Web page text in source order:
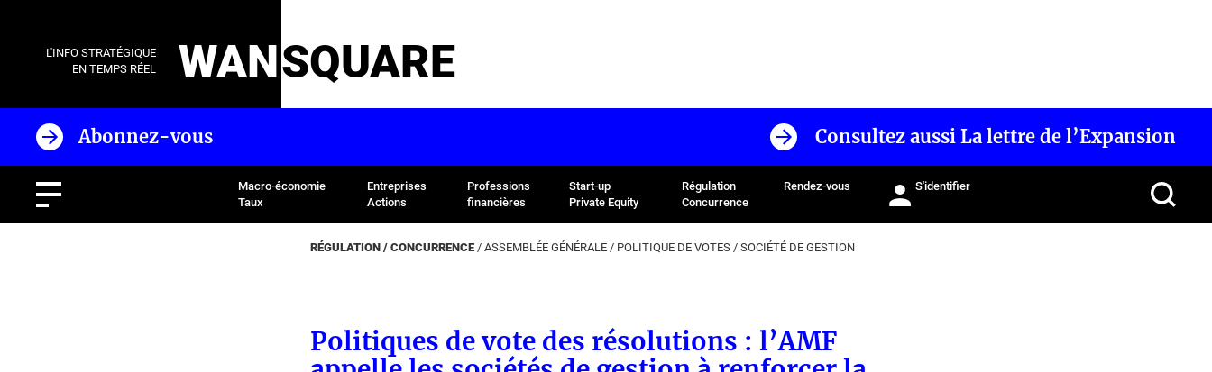
L'INFO STRATÉGIQUE
EN TEMPS RÉEL
WANSQUARE
Abonnez-vous Consultez aussi La lettre de l’Expansion
Macro-économie
Taux
Entreprises
Actions
Professions
financières
Start-up
Private Equity
Régulation
Concurrence
Rendez-vous S'identifier
RÉGULATION / CONCURRENCE / ASSEMBLÉE GÉNÉRALE / POLITIQUE DE VOTES / SOCIÉTÉ DE GESTION
Politiques de vote des résolutions : l’AMF